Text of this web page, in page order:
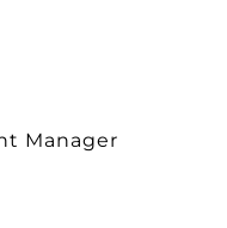
Manager